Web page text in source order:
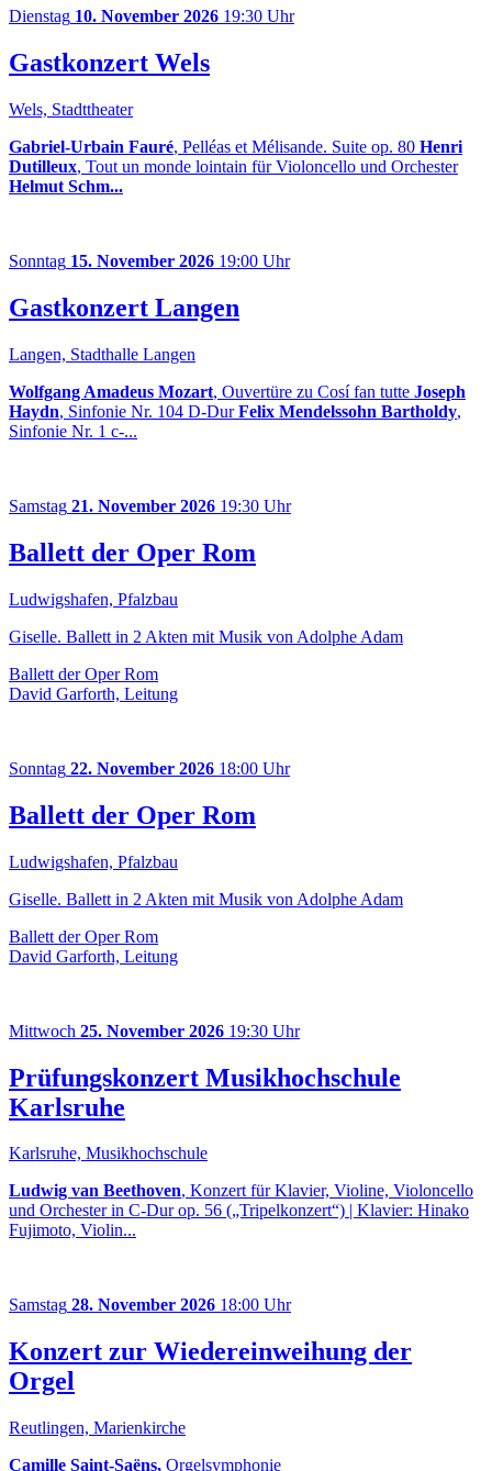
Dienstag 10. November 2026 19:30 Uhr
Gastkonzert Wels
Wels, Stadttheater
Gabriel-Urbain Fauré, Pelléas et Mélisande. Suite op. 80 Henri
Dutilleux, Tout un monde lointain für Violoncello und Orchester
Helmut Schm...
Sonntag 15. November 2026 19:00 Uhr
Gastkonzert Langen
Langen, Stadthalle Langen
Wolfgang Amadeus Mozart, Ouvertüre zu Cosí fan tutte Joseph
Haydn, Sinfonie Nr. 104 D-DurFelix Mendelssohn Bartholdy,
Sinfonie Nr. 1 c-...
Samstag 21. November 2026 19:30 Uhr
Ballett der Oper Rom
Ludwigshafen, Pfalzbau
Giselle. Ballett in 2 Akten mit Musik von Adolphe Adam
Ballett der Oper Rom
David Garforth, Leitung
Sonntag 22. November 2026 18:00 Uhr
Ballett der Oper Rom
Ludwigshafen, Pfalzbau
Giselle. Ballett in 2 Akten mit Musik von Adolphe Adam
Ballett der Oper Rom
David Garforth, Leitung
Mittwoch 25. November 2026 19:30 Uhr
Prüfungskonzert Musikhochschule
Karlsruhe
Karlsruhe, Musikhochschule
Ludwig van Beethoven, Konzert für Klavier, Violine, Violoncello
und Orchester in C-Dur op. 56 („Tripelkonzert“) | Klavier: Hinako
Fujimoto, Violin...
Samstag 28. November 2026 18:00 Uhr
Konzert zur Wiedereinweihung der
Orgel
Reutlingen, Marienkirche
Camille Saint-Saëns, Orgelsymphonie